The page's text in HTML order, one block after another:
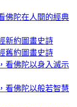
佛陀在人間的經典
新約圖畫史詩
舊約圖畫史詩
看佛陀以身入滅示
看佛陀以般若智慧